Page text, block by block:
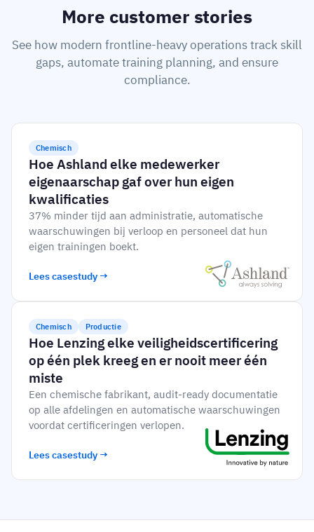
More customer stories
See how modern frontline-heavy operations track skill
gaps, automate training planning, and ensure
compliance.
Chemisch
Hoe Ashland elke medewerker
eigenaarschap gaf over hun eigen
kwalificaties
37% minder tijd aan administratie, automatische
waarschuwingen bij verloop en personeel dat hun
eigen trainingen boekt.
Lees casestudy →
Chemisch Productie
Hoe Lenzing elke veiligheidscertificering
op één plek kreeg en er nooit meer één
miste
Een chemische fabrikant, audit-ready documentatie
op alle afdelingen en automatische waarschuwingen
voordat certificeringen verlopen.
Lees casestudy →